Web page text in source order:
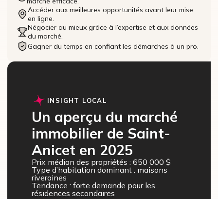
Accéder aux meilleures opportunités avant leur mise
en ligne.
Négocier au mieux grâce à l’expertise et aux données
du marché.
Gagner du temps en confiant les démarches à un pro.
INSIGHT LOCAL
Un aperçu du marché
immobilier de Saint-
Anicet en 2025
Prix médian des propriétés : 650 000 $
Type d’habitation dominant : maisons
riveraines
Tendance : forte demande pour les
résidences secondaires